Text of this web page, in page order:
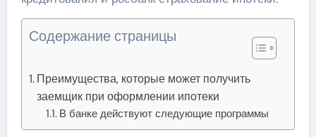
Содержание страницы
Преимущества, которые может получить
заемщик при оформлении ипотеки
В банке действуют следующие программы